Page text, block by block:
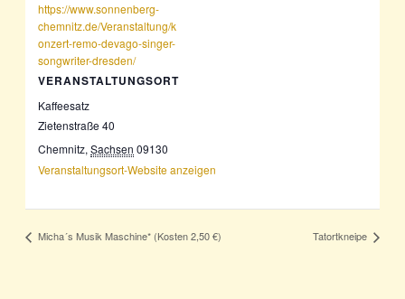
https://www.sonnenberg-
chemnitz.de/Veranstaltung/k
onzert-remo-devago-singer-
songwriter-dresden/
VERANSTALTUNGSORT
Kaffeesatz
Zietenstraße 40
Chemnitz, Sachsen 09130
Veranstaltungsort-Website anzeigen
Micha´s Musik Maschine* (Kosten 2,50 €) Tatortkneipe